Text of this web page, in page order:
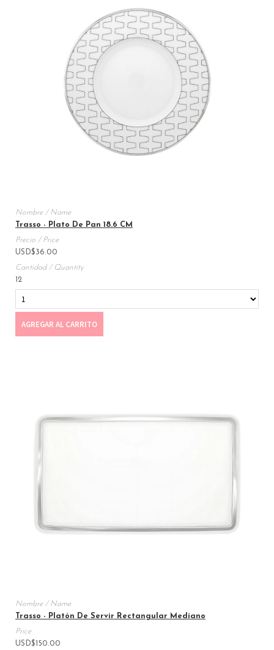
Trasso - Plato De Pan 18.6 CM
USD$36.00
12
AGREGAR AL CARRITO
Trasso - Platón De Servir Rectangular Mediano
USD$150.00